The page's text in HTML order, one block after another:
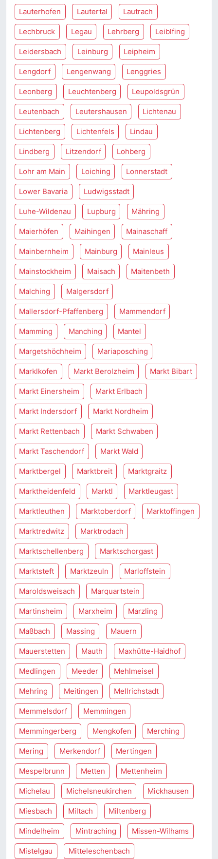
Lauterhofen Lautertal Lautrach
Lechbruck Legau Lehrberg Leiblfing
Leidersbach Leinburg Leipheim
Lengdorf Lengenwang Lenggries
Leonberg Leuchtenberg Leupoldsgrün
Leutenbach Leutershausen Lichtenau
Lichtenberg Lichtenfels Lindau
Lindberg Litzendorf Lohberg
Lohr am Main Loiching Lonnerstadt
Lower Bavaria Ludwigsstadt
Luhe-Wildenau Lupburg Mähring
Maierhöfen Maihingen Mainaschaff
Mainbernheim Mainburg Mainleus
Mainstockheim Maisach Maitenbeth
Malching Malgersdorf
Mallersdorf-Pfaffenberg Mammendorf
Mamming Manching Mantel
Margetshöchheim Mariaposching
Marklkofen Markt Berolzheim Markt Bibart
Markt Einersheim Markt Erlbach
Markt Indersdorf Markt Nordheim
Markt Rettenbach Markt Schwaben
Markt Taschendorf Markt Wald
Marktbergel Marktbreit Marktgraitz
Marktheidenfeld Marktl Marktleugast
Marktleuthen Marktoberdorf Marktoffingen
Marktredwitz Marktrodach
Marktschellenberg Marktschorgast
Marktsteft Marktzeuln Marloffstein
Maroldsweisach Marquartstein
Martinsheim Marxheim Marzling
Maßbach Massing Mauern
Mauerstetten Mauth Maxhütte-Haidhof
Medlingen Meeder Mehlmeisel
Mehring Meitingen Mellrichstadt
Memmelsdorf Memmingen
Memmingerberg Mengkofen Merching
Mering Merkendorf Mertingen
Mespelbrunn Metten Mettenheim
Michelau Michelsneukirchen Mickhausen
Miesbach Miltach Miltenberg
Mindelheim Mintraching Missen-Wilhams
Mistelgau Mitteleschenbach